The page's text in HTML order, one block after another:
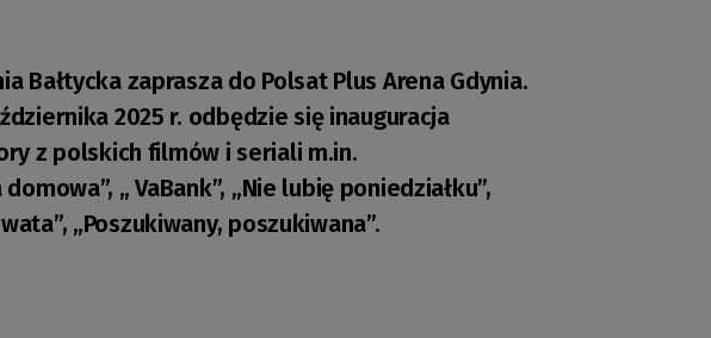
Bałtycka zaprasza do Polsat Plus Arena Gdynia.
2025 r. odbędzie się inauguracja
z polskich filmów i seriali m.in.
„ VaBank”, „Nie lubię poniedziałku”,
„Poszukiwany, poszukiwana”.